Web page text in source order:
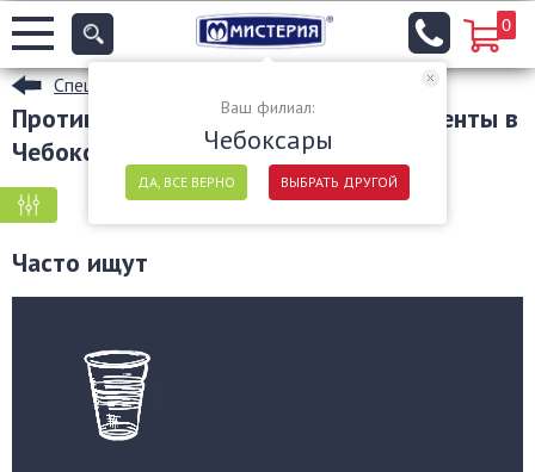
Ваш филиал:
Чебоксары
ДА, ВСЕ ВЕРНО ВЫБРАТЬ ДРУГОЙ
0
Специализированные средства
Противогололедные средства и реагенты в
Чебоксарах
Часто ищут